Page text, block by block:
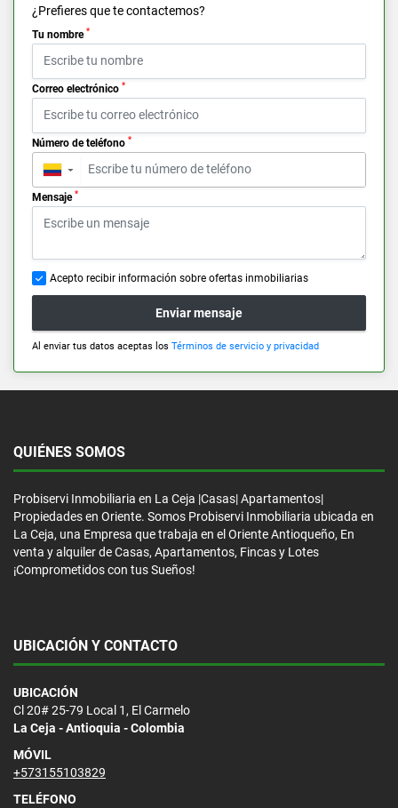
¿Prefieres que te contactemos?
Tu nombre *
Correo electrónico *
Número de teléfono *
▼
Mensaje *
Acepto recibir información sobre ofertas inmobiliarias
Enviar mensaje
Al enviar tus datos aceptas los Términos de servicio y privacidad
QUIÉNES SOMOS
Probiservi Inmobiliaria en La Ceja |Casas| Apartamentos|
Propiedades en Oriente. Somos Probiservi Inmobiliaria ubicada en
La Ceja, una Empresa que trabaja en el Oriente Antioqueño, En
venta y alquiler de Casas, Apartamentos, Fincas y Lotes
¡Comprometidos con tus Sueños!
UBICACIÓN Y CONTACTO
UBICACIÓN
Cl 20# 25-79 Local 1, El Carmelo
La Ceja - Antioquia - Colombia
MÓVIL
+573155103829
TELÉFONO